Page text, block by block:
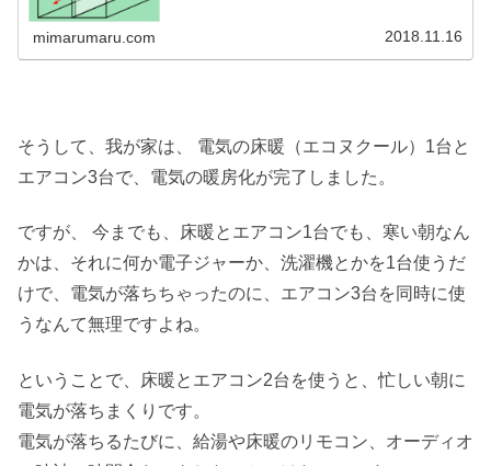
mimarumaru.com 2018.11.16
そうして、我が家は、 電気の床暖（エコヌクール）1台と
エアコン3台で、電気の暖房化が完了しました。
ですが、 今までも、床暖とエアコン1台でも、寒い朝なん
かは、それに何か電子ジャーか、洗濯機とかを1台使うだ
けで、電気が落ちちゃったのに、エアコン3台を同時に使
うなんて無理ですよね。
ということで、床暖とエアコン2台を使うと、忙しい朝に
電気が落ちまくりです。
電気が落ちるたびに、給湯や床暖のリモコン、オーディオ